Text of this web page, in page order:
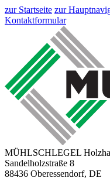
zur Startseite zur
Kontaktformular
MÜHLSCHLEGEL
Sandelholzstraße 8
88436 Oberessendorf, DE